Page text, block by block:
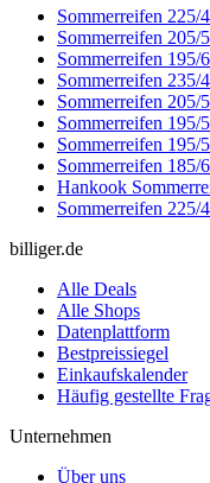
Sommerreifen 225/
Sommerreifen 205/
Sommerreifen 195/
Sommerreifen 235/
Sommerreifen 205/
Sommerreifen 195/
Sommerreifen 195/
Sommerreifen 185/
Hankook
Sommerreifen 225/
billiger.de
Alle Deals
Alle Shops
Datenplattform
Bestpreissiegel
Einkaufskalender
Häufig gestellte
Unternehmen
Über uns